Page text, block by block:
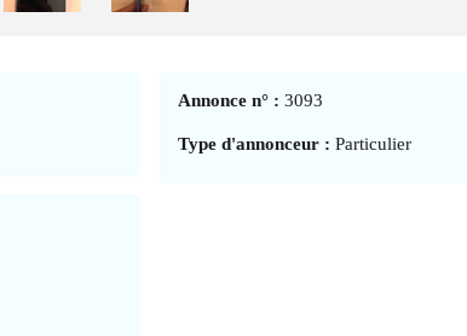
Annonce n° : 3093
Type d'annonceur : Particulier